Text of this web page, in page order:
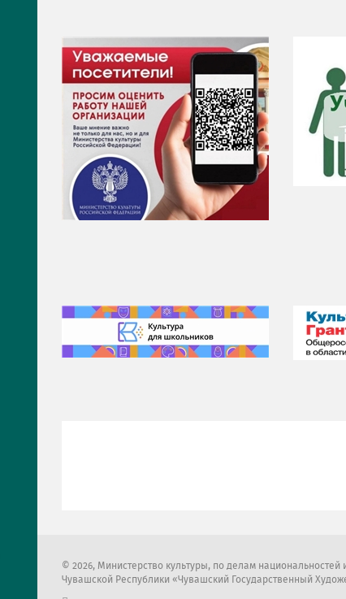
2026, Министерство культуры, по делам национальностей
Чувашской Республики «Чувашский Государственный